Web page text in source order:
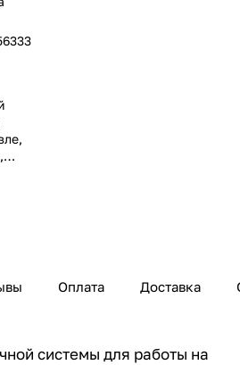
Оплата Доставка
системы для работы на